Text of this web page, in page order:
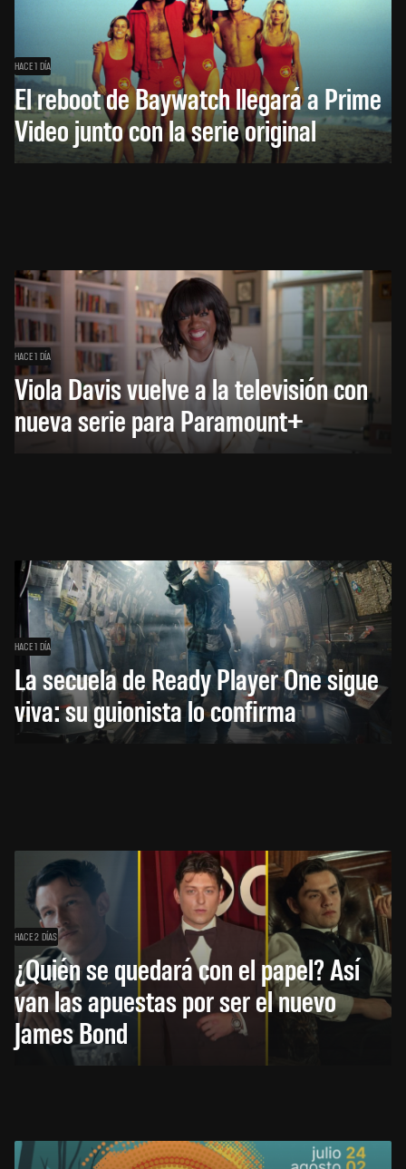
HACE 1 DÍA
El reboot de Baywatch llegará a Prime
Video junto con la serie original
HACE 1 DÍA
Viola Davis vuelve a la televisión con
nueva serie para Paramount+
HACE 1 DÍA
La secuela de Ready Player One sigue
viva: su guionista lo confirma
HACE 2 DÍAS
¿Quién se quedará con el papel? Así
van las apuestas por ser el nuevo
James Bond